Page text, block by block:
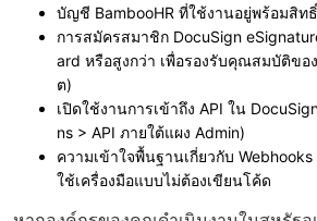
บัญชี BambooHR ที่ใช้งานอยู่พร้อมสิท
การสมัครสมาชิก DocuSign
ard หรือสูงกว่า เพื่อรองรับคุณสมบัติขอ
ต)
เปิดใช้งานการเข้าถึง API ใน
ns > API ภายใต้แผง Admin)
ความเข้าใจพื้นฐานเกี่ยวกับ
ใช้เครื่องมือแบบไม่ต้องเขียนโค้ด